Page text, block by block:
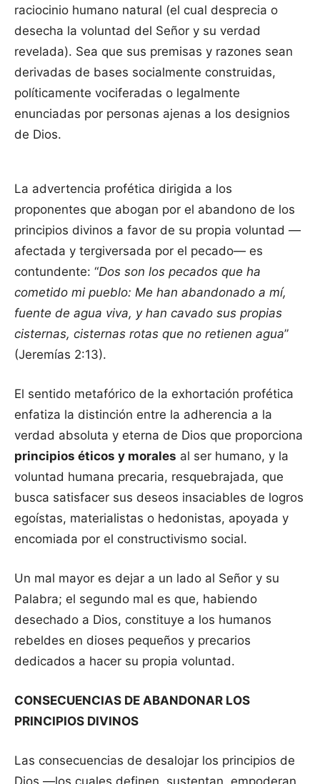
raciocinio humano natural (el cual desprecia o
desecha la voluntad del Señor y su verdad
revelada). Sea que sus premisas y razones sean
derivadas de bases socialmente construidas,
políticamente vociferadas o legalmente
enunciadas por personas ajenas a los designios
de Dios.
La advertencia profética dirigida a los
proponentes que abogan por el abandono de los
principios divinos a favor de su propia voluntad —
afectada y tergiversada por el pecado— es
contundente: “Dos son los pecados que ha
cometido mi pueblo: Me han abandonado a mí,
fuente de agua viva, y han cavado sus propias
cisternas, cisternas rotas que no retienen agua”
(Jeremías 2:13).
El sentido metafórico de la exhortación profética
enfatiza la distinción entre la adherencia a la
verdad absoluta y eterna de Dios que proporciona
principios éticos y morales al ser humano, y la
voluntad humana precaria, resquebrajada, que
busca satisfacer sus deseos insaciables de logros
egoístas, materialistas o hedonistas, apoyada y
encomiada por el constructivismo social.
Un mal mayor es dejar a un lado al Señor y su
Palabra; el segundo mal es que, habiendo
desechado a Dios, constituye a los humanos
rebeldes en dioses pequeños y precarios
dedicados a hacer su propia voluntad.
CONSECUENCIAS DE ABANDONAR LOS
PRINCIPIOS DIVINOS
Las consecuencias de desalojar los principios de